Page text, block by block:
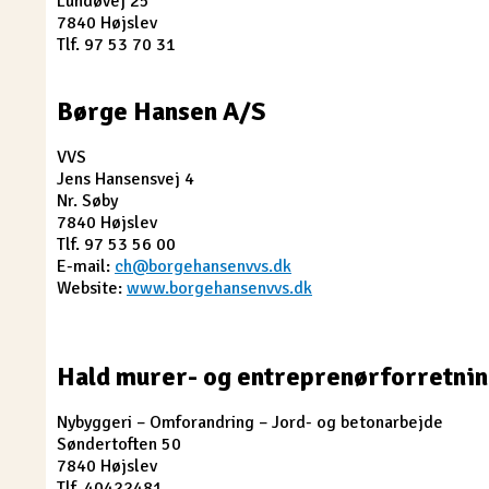
7840 Højslev
Tlf. 97 53 70 31
Børge Hansen A/S
VVS
Jens Hansensvej 4
Nr. Søby
7840 Højslev
Tlf. 97 53 56 00
E-mail: ch@borgehansenvvs.dk
Website: www.borgehansenvvs.dk
Hald murer- og
Nybyggeri – Omforandring – Jord- og betonarbejde
Søndertoften 50
7840 Højslev